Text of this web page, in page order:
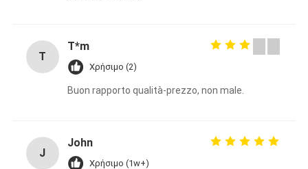
T
T*m
Χρήσιμο (2)
Buon rapporto qualità-prezzo, non male.
J
John
Χρήσιμο (1w+)